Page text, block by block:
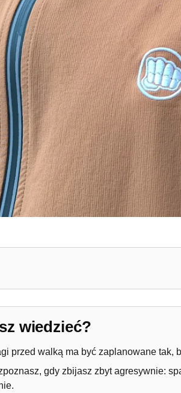
przed walką?
zbijaniu wagi – czego unikać?
wiedzieć?
przed walką ma być zaplanowane tak,
gdy zbijasz zbyt agresywnie: